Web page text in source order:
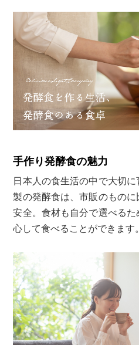
手作り発酵食の魅力
日本人の食生活の中で大切
製の発酵食は、市販のもの
安全。食材も自分で選べる
心して食べることができます。